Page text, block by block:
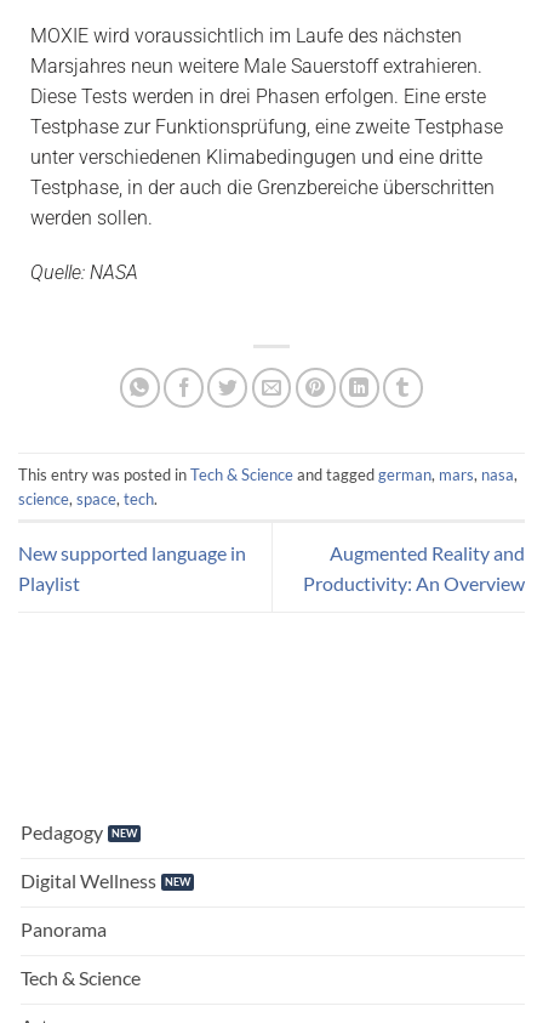
Pedagogy
Digital Wellness
Panorama
Tech & Science
MOXIE wird voraussichtlich im Laufe des nächsten
Marsjahres neun weitere Male Sauerstoff extrahieren.
Diese Tests werden in drei Phasen erfolgen. Eine erste
Testphase zur Funktionsprüfung, eine zweite Testphase
unter verschiedenen Klimabedingugen und eine dritte
Testphase, in der auch die Grenzbereiche überschritten
werden sollen.
Quelle: NASA
This entry was posted inTech & Scienceand taggedgerman, mars, nasa,
science, space, tech.
New supported language in
Playlist
Augmented Reality and
Productivity: An Overview